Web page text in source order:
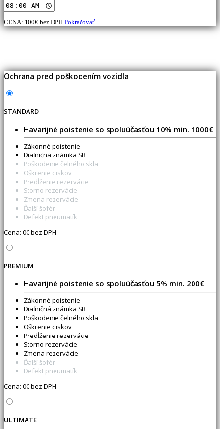
CENA: 100€ bez DPH Pokračovať
Ochrana pred poškodením vozidla
STANDARD
Havarijné poistenie so spoluúčasťou 10% min. 1000€
Zákonné poistenie
Diaľničná známka SR
Poškodenie čelného skla
Oškrenie diskov
Predĺženie rezervácie
Storno rezervácie
Zmena rezervácie
Ďalší šofér
Defekt pneumatík
Cena: 0€ bez DPH
PREMIUM
Havarijné poistenie so spoluúčasťou 5% min. 200€
Zákonné poistenie
Diaľničná známka SR
Poškodenie čelného skla
Oškrenie diskov
Predĺženie rezervácie
Storno rezervácie
Zmena rezervácie
Ďalší šofér
Defekt pneumatík
Cena: 0€ bez DPH
ULTIMATE